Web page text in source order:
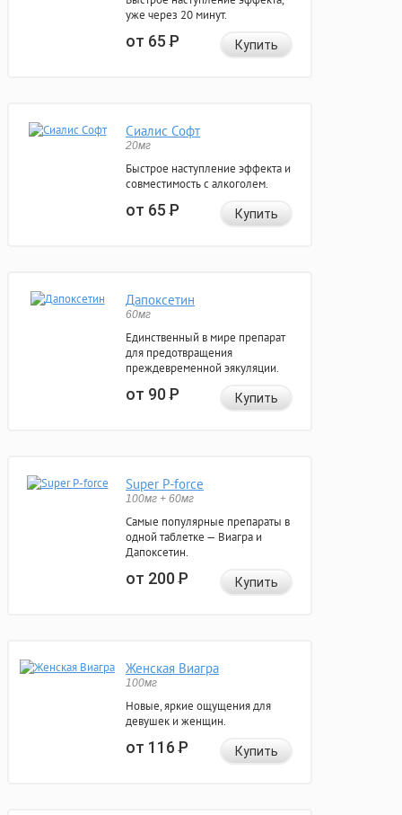
уже через 20 минут.
от 65Р Купить
Сиалис Софт
20мг
Быстрое наступление эффекта и
совместимость с алкоголем.
от 65Р Купить
Дапоксетин
60мг
Единственный в мире препарат
для предотвращения
преждевременной эякуляции.
от 90Р Купить
Super P-force
100мг + 60мг
Самые популярные препараты в
одной таблетке — Виагра и
Дапоксетин.
от 200Р Купить
Женская Виагра
100мг
Новые, яркие ощущения для
девушек и женщин.
от 116Р Купить